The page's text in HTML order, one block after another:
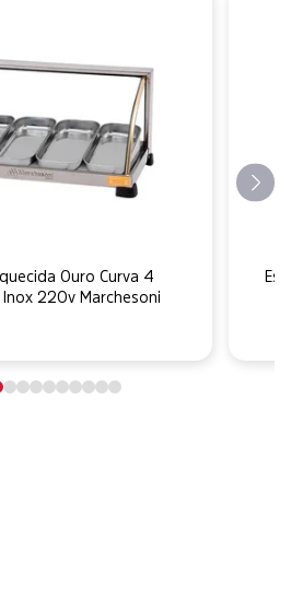
Ouro Curva 4
220v Marchesoni